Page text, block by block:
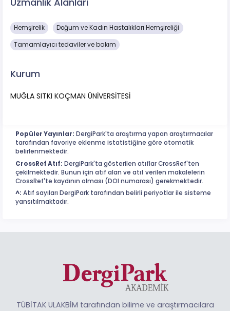
Hemşirelik Doğum ve Kadın Hastalıkları Hemşireliği
Tamamlayıcı tedaviler ve bakım
Kurum
MUĞLA SITKI KOÇMAN ÜNİVERSİTESİ
Popüler Yayınlar: DergiPark'ta araştırma yapan araştırmacılar
tarafından favoriye eklenme istatistiğine göre otomatik
belirlenmektedir.
CrossRef Atıf: DergiPark'ta gösterilen atıflar CrossRef'ten
çekilmektedir. Bunun için atıf alan ve atıf verilen makalelerin
CrossRef'te kaydının olması (DOI numarası) gerekmektedir.
^: Atıf sayıları DergiPark tarafından belirli periyotlar ile sisteme
yansıtılmaktadır.
TÜBİTAK ULAKBİM tarafından bilime ve araştırmacılara